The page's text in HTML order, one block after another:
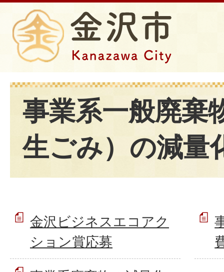
事業系一般廃棄
生ごみ）の減量
金沢ビジネスエコアク
ション賞応募